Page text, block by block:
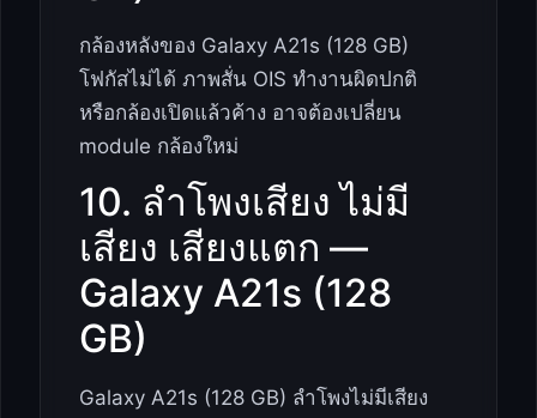
กล้องหลังของ Galaxy A21s (128 GB)
โฟกัสไม่ได้ ภาพสั่น OIS ทำงานผิดปกติ
หรือกล้องเปิดแล้วค้าง อาจต้องเปลี่ยน
module กล้องใหม่
10. ลำโพงเสียง ไม่มี
เสียง เสียงแตก —
Galaxy A21s (128
GB)
Galaxy A21s (128 GB) ลำโพงไม่มีเสียง